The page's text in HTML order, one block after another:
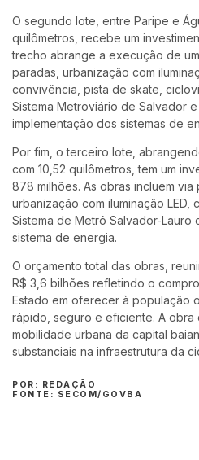
O segundo lote, entre Paripe e
quilômetros, recebe um
trecho abrange a execução de
paradas, urbanização com
convivência, pista de skate,
Sistema Metroviário de Salvador
implementação dos sistemas de
Por fim, o terceiro lote,
com 10,52 quilômetros, tem um
878 milhões. As obras incluem via
urbanização com iluminação LED,
Sistema de Metrô Salvador-Lauro
sistema de energia.
O orçamento total das obras,
R$ 3,6 bilhões refletindo o
Estado em oferecer à população
rápido, seguro e eficiente. A obra
mobilidade urbana da capital
substanciais na infraestrutura da
POR: REDAÇÃO
FONTE: SECOM/GOVBA